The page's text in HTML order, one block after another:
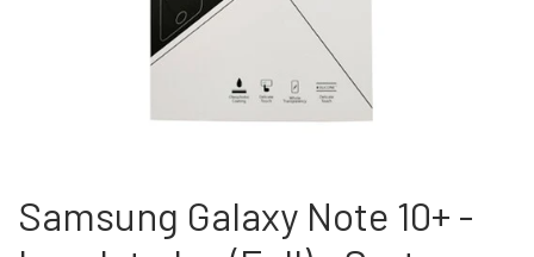
Samsung Galaxy Note 10+ -